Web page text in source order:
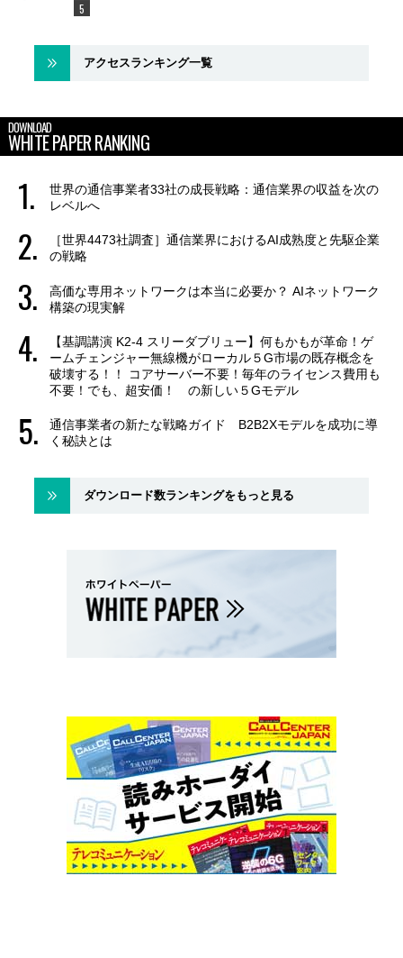
アクセスランキング一覧
DOWNLOAD
WHITE PAPER RANKING
世界の通信事業者33社の成長戦略：通信業界の収益を次の
レベルへ
［世界4473社調査］通信業界におけるAI成熟度と先駆企業
の戦略
高価な専用ネットワークは本当に必要か？ AIネットワーク
構築の現実解
【基調講演 K2-4 スリーダブリュー】何もかもが革命！ゲ
ームチェンジャー無線機がローカル５G市場の既存概念を
破壊する！！ コアサーバー不要！毎年のライセンス費用も
不要！でも、超安価！ の新しい５Gモデル
通信事業者の新たな戦略ガイド B2B2Xモデルを成功に導
く秘訣とは
ダウンロード数ランキングをもっと見る